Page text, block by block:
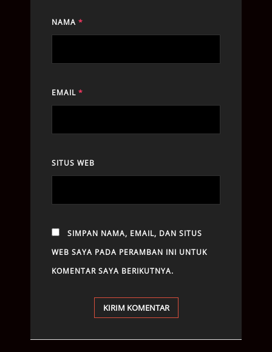
NAMA *
EMAIL *
SITUS WEB
SIMPAN NAMA, EMAIL, DAN SITUS
WEB SAYA PADA PERAMBAN INI UNTUK
KOMENTAR SAYA BERIKUTNYA.